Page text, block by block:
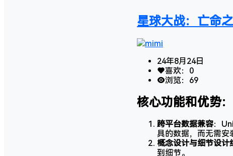
星球大战：亡命
mimi
24年8月24日
喜欢： 0
浏览： 69
核心功能和优势：
跨平台数据兼容：
具的数据，而无需安
概念设计与细节设计
到细节。